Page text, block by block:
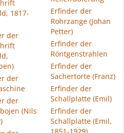
1817-
der
der
der
(Nils
Erfinder der
Rohrzange (Johan
Petter)
Erfinder der
Röntgenstrahlen
Erfinder der
Sachertorte (Franz)
Erfinder der
Schallplatte (Emil)
Erfinder der
Schallplatte (Emil,